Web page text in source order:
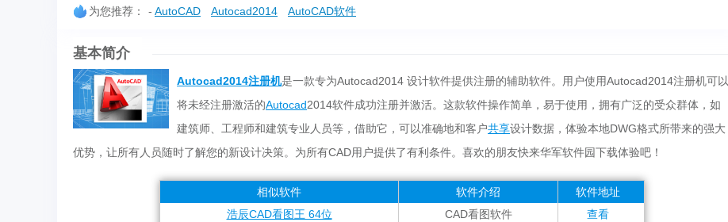
为您推荐： - AutoCAD Autocad2014 AutoCAD软件
基本简介
Autocad2014注册机是一款专为Autocad2014 设计软件提供注册的辅助软件。用户使用Autocad2014注册机可以
将未经注册激活的Autocad2014软件成功注册并激活。这款软件操作简单，易于使用，拥有广泛的受众群体，如
建筑师、工程师和建筑专业人员等，借助它，可以准确地和客户共享设计数据，体验本地DWG格式所带来的强大
优势，让所有人员随时了解您的新设计决策。为所有CAD用户提供了有利条件。喜欢的朋友快来华军软件园下载体验吧！
相似软件 软件介绍
软件地址
浩辰CAD看图王 64位
CAD看图软件
查看